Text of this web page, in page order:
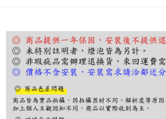
結帳頁面，進行簡訊認證並確認金額後，即可完
２．訂單成立數日內，您將收到繳費通知簡訊。
３．收到繳費通知簡訊後14天內，點擊此簡訊
ATM／網路銀行／等多元方式進行付款，方視為
購買商品的店家。未經商家同意取消之訂單仍視
後付繳納相關費用。
※ 交易是否成功請以「AFTEE先享後付 」之結